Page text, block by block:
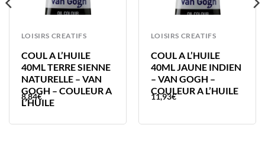
LOISIRS CREATIFS
COUL A L’HUILE
40ML TERRE SIENNE
NATURELLE – VAN
GOGH – COULEUR A
L’HUILE
8,84€
LOISIRS CREATIFS
COUL A L’HUILE
40ML JAUNE INDIEN
– VAN GOGH –
COULEUR A L’HUILE
11,93€